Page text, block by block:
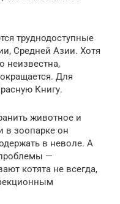
труднодоступные
Средней Азии. Хотя
неизвестна,
Для
Книгу.
животное и
в зоопарке он
в неволе. А
—
котята не всегда,